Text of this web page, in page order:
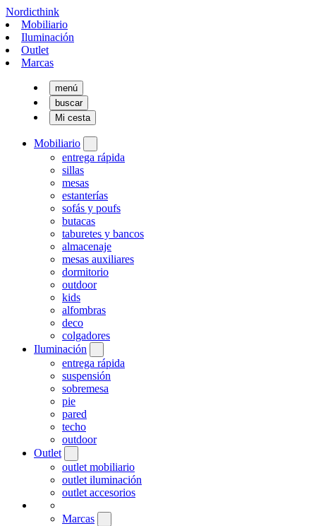
Nordicthink
Mobiliario
Iluminación
Outlet
Marcas
menú
buscar
Mi cesta
Mobiliario
entrega rápida
sillas
mesas
estanterías
sofás y poufs
butacas
taburetes y bancos
almacenaje
mesas auxiliares
dormitorio
outdoor
kids
alfombras
deco
colgadores
Iluminación
entrega rápida
suspensión
sobremesa
pie
pared
techo
outdoor
Outlet
outlet mobiliario
outlet iluminación
outlet accesorios
Marcas